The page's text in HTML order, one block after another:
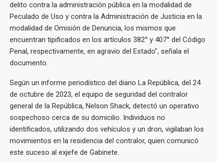
delito contra la administración pública en la modalidad de
Peculado de Uso y contra la Administración de Justicia en la
modalidad de Omisión de Denuncia, los mismos que
encuentran tipificados en los artículos 382° y 407° del Código
Penal, respectivamente, en agravio del Estado", señala el
documento.
Según un informe periodístico del diario La República, del 24
de octubre de 2023, el equipo de seguridad del contralor
general de la República, Nelson Shack, detectó un operativo
sospechoso cerca de su domicilio. Individuos no
identificados, utilizando dos vehículos y un dron, vigilaban los
movimientos en la residencia del contralor, quien comunicó
este suceso al exjefe de Gabinete.